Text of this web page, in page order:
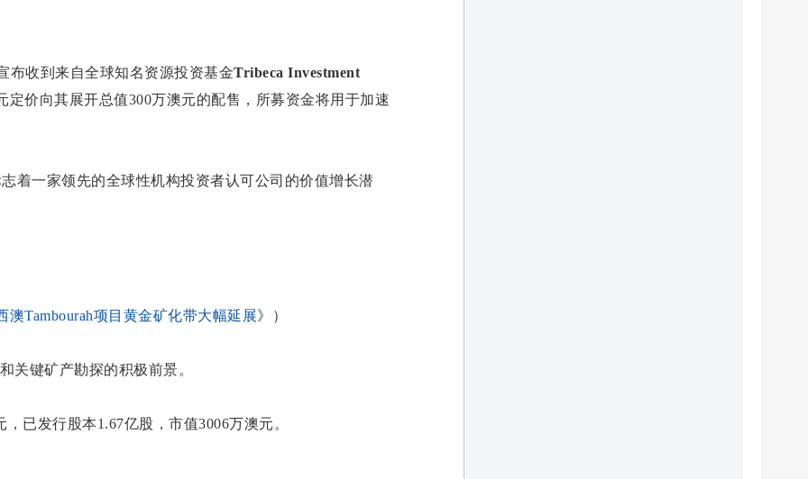
布收到来自全球知名资源投资基金Tribeca Investment
定价向其展开总值300万澳元的配售，所募资金将用于加速
着一家领先的全球性机构投资者认可公司的价值增长潜
澳Tambourah项目黄金矿化带大幅延展》）
关键矿产勘探的积极前景。
已发行股本1.67亿股，市值3006万澳元。